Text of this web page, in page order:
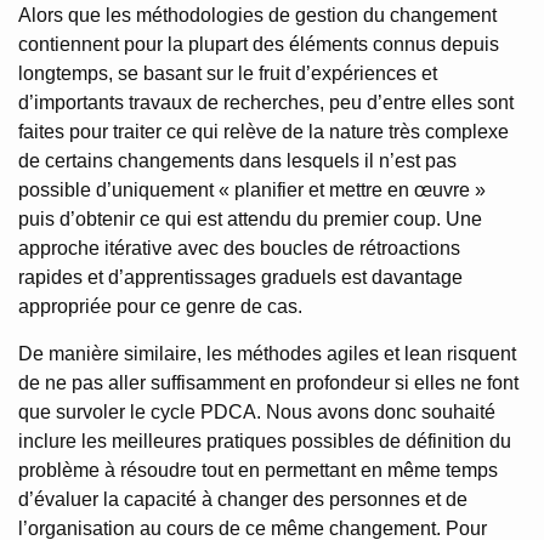
Alors que les méthodologies de gestion du changement
contiennent pour la plupart des éléments connus depuis
longtemps, se basant sur le fruit d’expériences et
d’importants travaux de recherches, peu d’entre elles sont
faites pour traiter ce qui relève de la nature très complexe
de certains changements dans lesquels il n’est pas
possible d’uniquement « planifier et mettre en œuvre »
puis d’obtenir ce qui est attendu du premier coup. Une
approche itérative avec des boucles de rétroactions
rapides et d’apprentissages graduels est davantage
appropriée pour ce genre de cas.
De manière similaire, les méthodes agiles et lean risquent
de ne pas aller suffisamment en profondeur si elles ne font
que survoler le cycle PDCA. Nous avons donc souhaité
inclure les meilleures pratiques possibles de définition du
problème à résoudre tout en permettant en même temps
d’évaluer la capacité à changer des personnes et de
l’organisation au cours de ce même changement. Pour